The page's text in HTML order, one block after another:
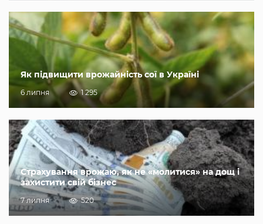
Як підвищити врожайність сої в Україні
6 липня 1 295
Страхування врожаю, як не «молитися» на дощ і
захистити свій бізнес
7 липня 520